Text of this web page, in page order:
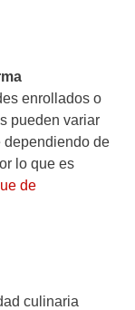
enrollados o
pueden variar
dependiendo de
lo que es
de
culinaria